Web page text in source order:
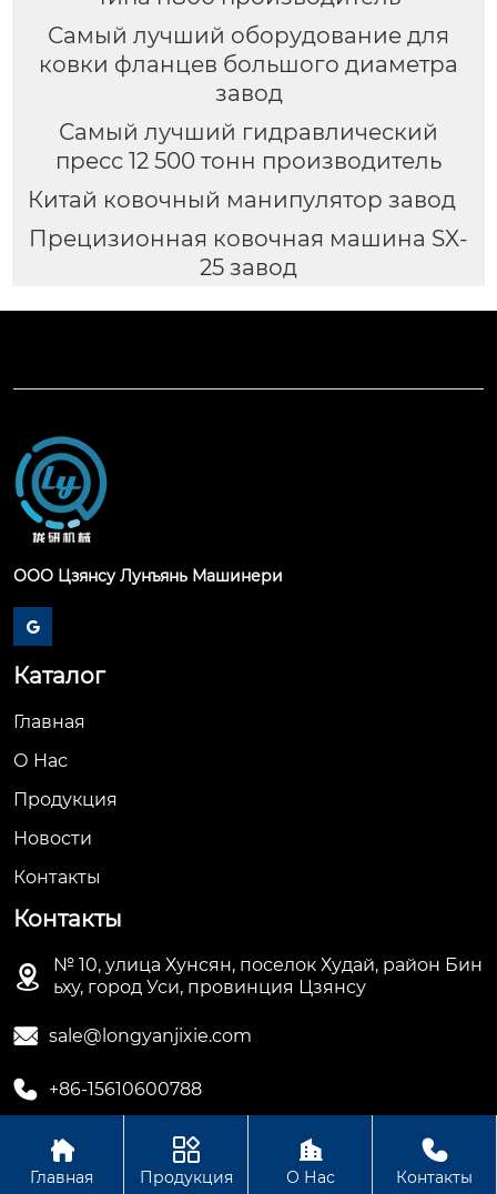
Самый лучший оборудование для
ковки фланцев большого диаметра
завод
Самый лучший гидравлический
пресс 12 500 тонн производитель
Китай ковочный манипулятор завод
Прецизионная ковочная машина SX-
25 завод
ООО Цзянсу Лунъянь Машинери

Каталог
Главная
О Hас
Продукция
Новости
Контакты
Контакты

№ 10, улица Хунсян, поселок Худай, район Бин
ьху, город Уси, провинция Цзянсу
 sale@longyanjixie.com
 +86-15610600788
Авторское право©ООО Цзянсу Лунъянь Машинери

Главная

Продукция

О Нас

Контакты